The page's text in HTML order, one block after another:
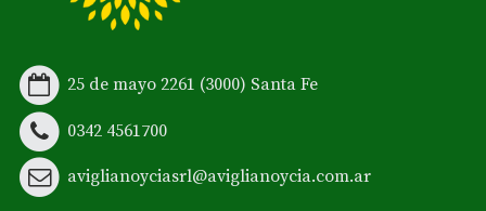
25 de mayo 2261 (3000) Santa Fe
0342 4561700
aviglianoyciasrl@aviglianoycia.com.ar